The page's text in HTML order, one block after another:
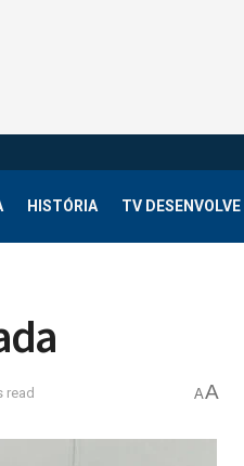
HISTÓRIA TV DESENVOLVE
read AA